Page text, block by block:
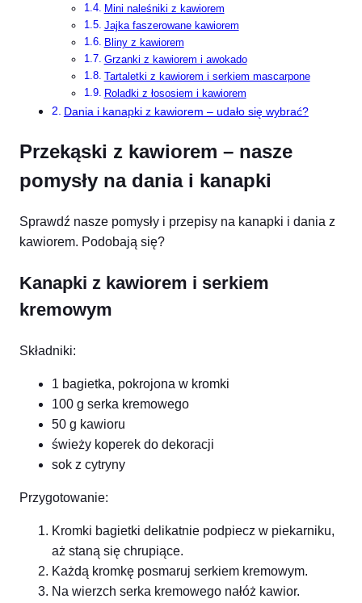
Mini naleśniki z kawiorem
Jajka faszerowane kawiorem
Bliny z kawiorem
Grzanki z kawiorem i awokado
Tartaletki z kawiorem i serkiem mascarpone
Roladki z łososiem i kawiorem
Dania i kanapki z kawiorem – udało się wybrać?
Przekąski z kawiorem – nasze
pomysły na dania i kanapki
Sprawdź nasze pomysły i przepisy na kanapki i dania z
kawiorem. Podobają się?
Kanapki z kawiorem i serkiem
kremowym
Składniki:
1 bagietka, pokrojona w kromki
100 g serka kremowego
50 g kawioru
świeży koperek do dekoracji
sok z cytryny
Przygotowanie:
Kromki bagietki delikatnie podpiecz w piekarniku,
aż staną się chrupiące.
Każdą kromkę posmaruj serkiem kremowym.
Na wierzch serka kremowego nałóż kawior.